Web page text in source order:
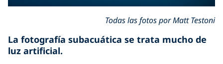
Todas las fotos por Matt Testoni
La fotografía subacuática se trata mucho de
luz artificial.